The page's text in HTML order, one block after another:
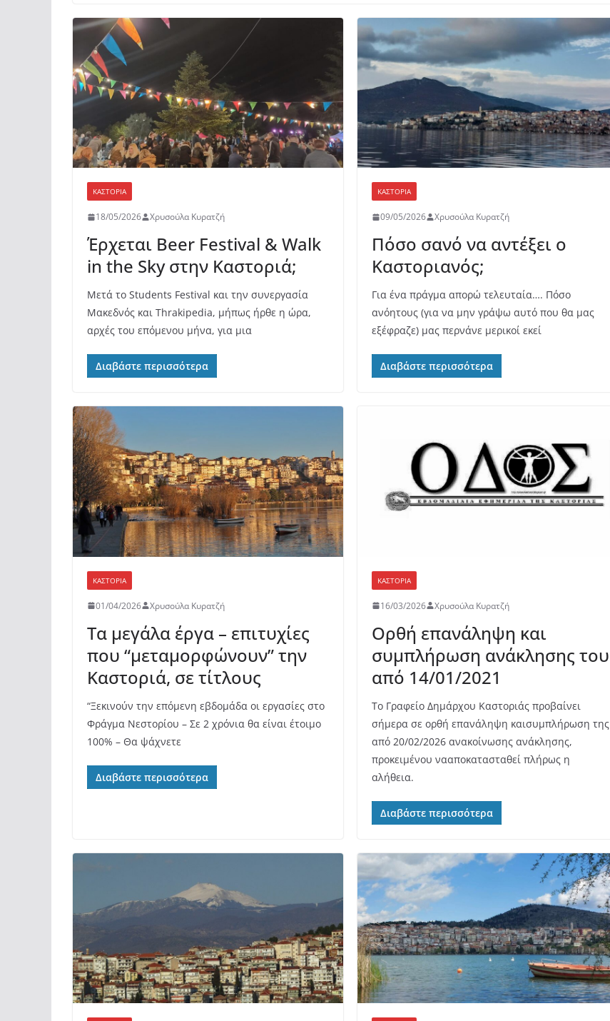
ΚΑΣΤΟΡΙΆ
18/05/2026 Χρυσούλα Κυρατζή
Έρχεται Beer Festival & Walk
in the Sky στην Καστοριά;
Μετά το Students Festival και την συνεργασία
Μακεδνός και Thrakipedia, μήπως ήρθε η ώρα,
αρχές του επόμενου μήνα, για μια
Διαβάστε περισσότερα
ΚΑΣΤΟΡΙΆ
09/05/2026 Χρυσούλα Κυρατζή
Πόσο σανό να αντέξει ο
Καστοριανός;
Για ένα πράγμα απορώ τελευταία…. Πόσο
ανόητους (για να μην γράψω αυτό που θα μας
εξέφραζε) μας περνάνε μερικοί εκεί
Διαβάστε περισσότερα
ΚΑΣΤΟΡΙΆ
01/04/2026 Χρυσούλα Κυρατζή
Τα μεγάλα έργα – επιτυχίες
που “μεταμορφώνουν” την
Καστοριά, σε τίτλους
“Ξεκινούν την επόμενη εβδομάδα οι εργασίες στο
Φράγμα Νεστορίου – Σε 2 χρόνια θα είναι έτοιμο
100% – Θα ψάχνετε
Διαβάστε περισσότερα
ΚΑΣΤΟΡΙΆ
16/03/2026 Χρυσούλα Κυρατζή
Ορθή επανάληψη και
συμπλήρωση ανάκλησης του
από 14/01/2021
Το Γραφείο Δημάρχου Καστοριάς προβαίνει
σήμερα σε ορθή επανάληψη καισυμπλήρωση της
από 20/02/2026 ανακοίνωσης ανάκλησης,
προκειμένου νααποκατασταθεί πλήρως η
αλήθεια.
Διαβάστε περισσότερα